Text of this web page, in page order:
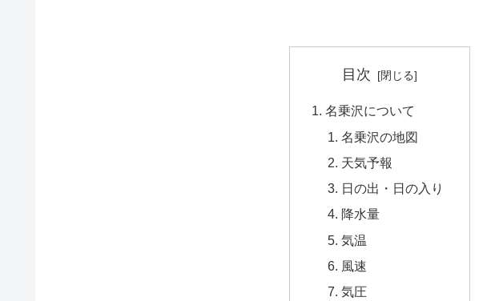
目次
名乗沢について
名乗沢の地図
天気予報
日の出・日の入り
降水量
気温
風速
気圧